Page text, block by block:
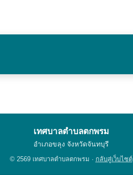
เทศบาลตำบลตกพรม
อำเภอขลุง จังหวัดจันทบุรี
© 2569 เทศบาลตำบลตกพรม · กลับสู่เว็บไซต์